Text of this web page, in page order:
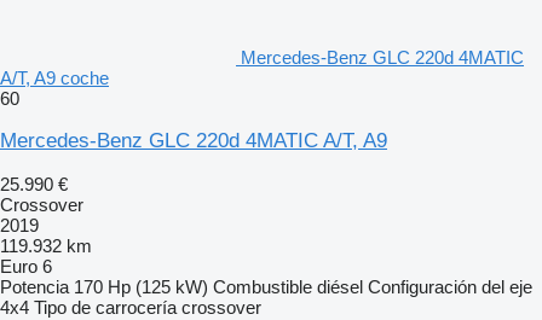
Mercedes-Benz GLC 220d 4MATIC
A/T, A9 coche
60
Mercedes-Benz GLC 220d 4MATIC A/T, A9
25.990 €
Crossover
2019
119.932 km
Euro 6
Potencia 170 Hp (125 kW) Combustible diésel Configuración del eje
4x4 Tipo de carrocería crossover